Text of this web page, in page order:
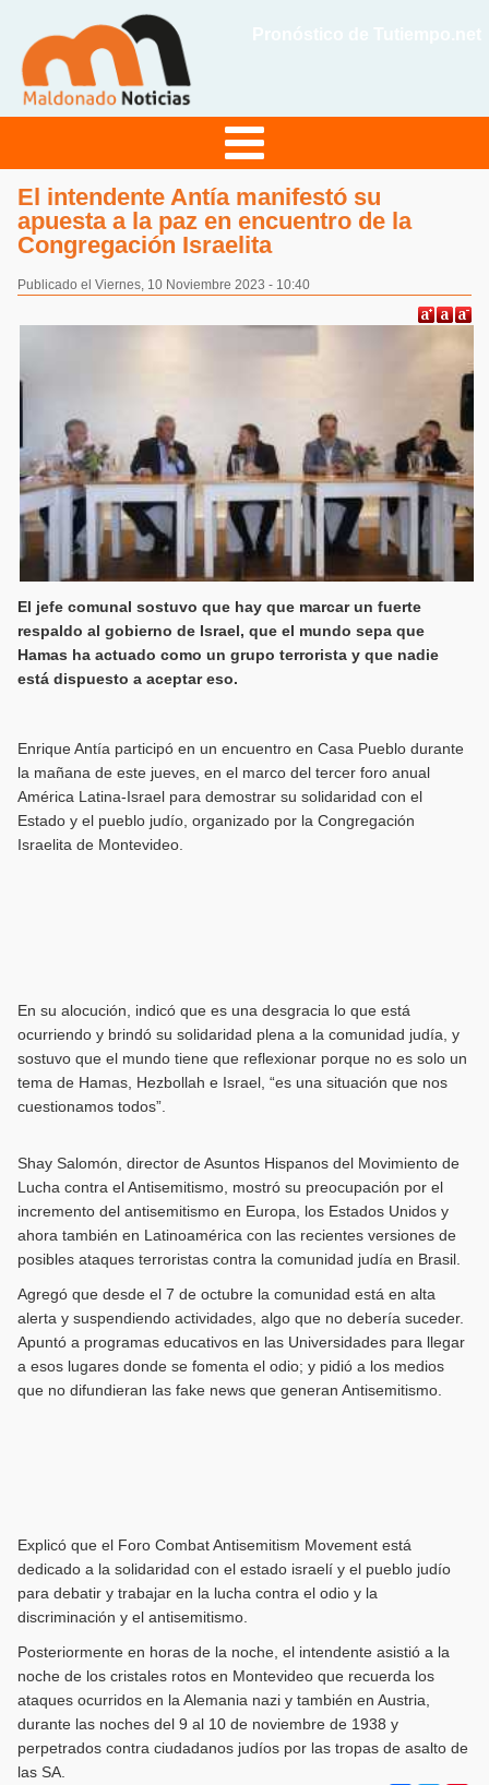
El intendente Antía manifestó su
apuesta a la paz en encuentro de la
Congregación Israelita
Publicado el Viernes, 10 Noviembre 2023 - 10:40
El jefe comunal sostuvo que hay que marcar un fuerte
respaldo al gobierno de Israel, que el mundo sepa que
Hamas ha actuado como un grupo terrorista y que nadie
está dispuesto a aceptar eso.
Enrique Antía participó en un encuentro en Casa Pueblo durante
la mañana de este jueves, en el marco del tercer foro anual
América Latina-Israel para demostrar su solidaridad con el
Estado y el pueblo judío, organizado por la Congregación
Israelita de Montevideo.
En su alocución, indicó que es una desgracia lo que está
ocurriendo y brindó su solidaridad plena a la comunidad judía, y
sostuvo que el mundo tiene que reflexionar porque no es solo un
tema de Hamas, Hezbollah e Israel, “es una situación que nos
cuestionamos todos”.
Shay Salomón, director de Asuntos Hispanos del Movimiento de
Lucha contra el Antisemitismo, mostró su preocupación por el
incremento del antisemitismo en Europa, los Estados Unidos y
ahora también en Latinoamérica con las recientes versiones de
posibles ataques terroristas contra la comunidad judía en Brasil.
Agregó que desde el 7 de octubre la comunidad está en alta
alerta y suspendiendo actividades, algo que no debería suceder.
Apuntó a programas educativos en las Universidades para llegar
a esos lugares donde se fomenta el odio; y pidió a los medios
que no difundieran las fake news que generan Antisemitismo.
Explicó que el Foro Combat Antisemitism Movement está
dedicado a la solidaridad con el estado israelí y el pueblo judío
para debatir y trabajar en la lucha contra el odio y la
discriminación y el antisemitismo.
Posteriormente en horas de la noche, el intendente asistió a la
noche de los cristales rotos en Montevideo que recuerda los
ataques ocurridos en la Alemania nazi y también en Austria,
durante las noches del 9 al 10 de noviembre de 1938 y
perpetrados contra ciudadanos judíos por las tropas de asalto de
las SA.